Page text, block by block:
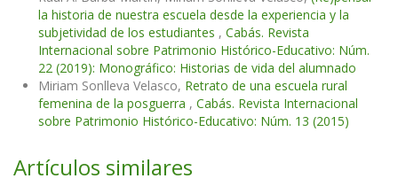
la historia de nuestra escuela desde la experiencia y la
subjetividad de los estudiantes , Cabás. Revista
Internacional sobre Patrimonio Histórico-Educativo: Núm.
22 (2019): Monográfico: Historias de vida del alumnado
Miriam Sonlleva Velasco, Retrato de una escuela rural
femenina de la posguerra , Cabás. Revista Internacional
sobre Patrimonio Histórico-Educativo: Núm. 13 (2015)
Artículos similares